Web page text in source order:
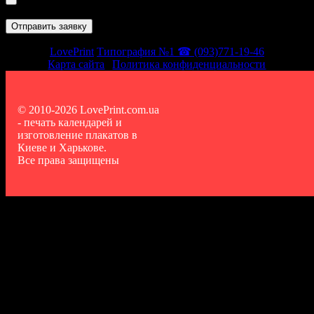
LovePrint Типография №1 ☎ (093)771-19-46
Карта сайта |Политика конфиденциальности
© 2010-2026 LovePrint.com.ua
- печать календарей и
изготовление плакатов в
Киеве и Харькове.
Все права защищены